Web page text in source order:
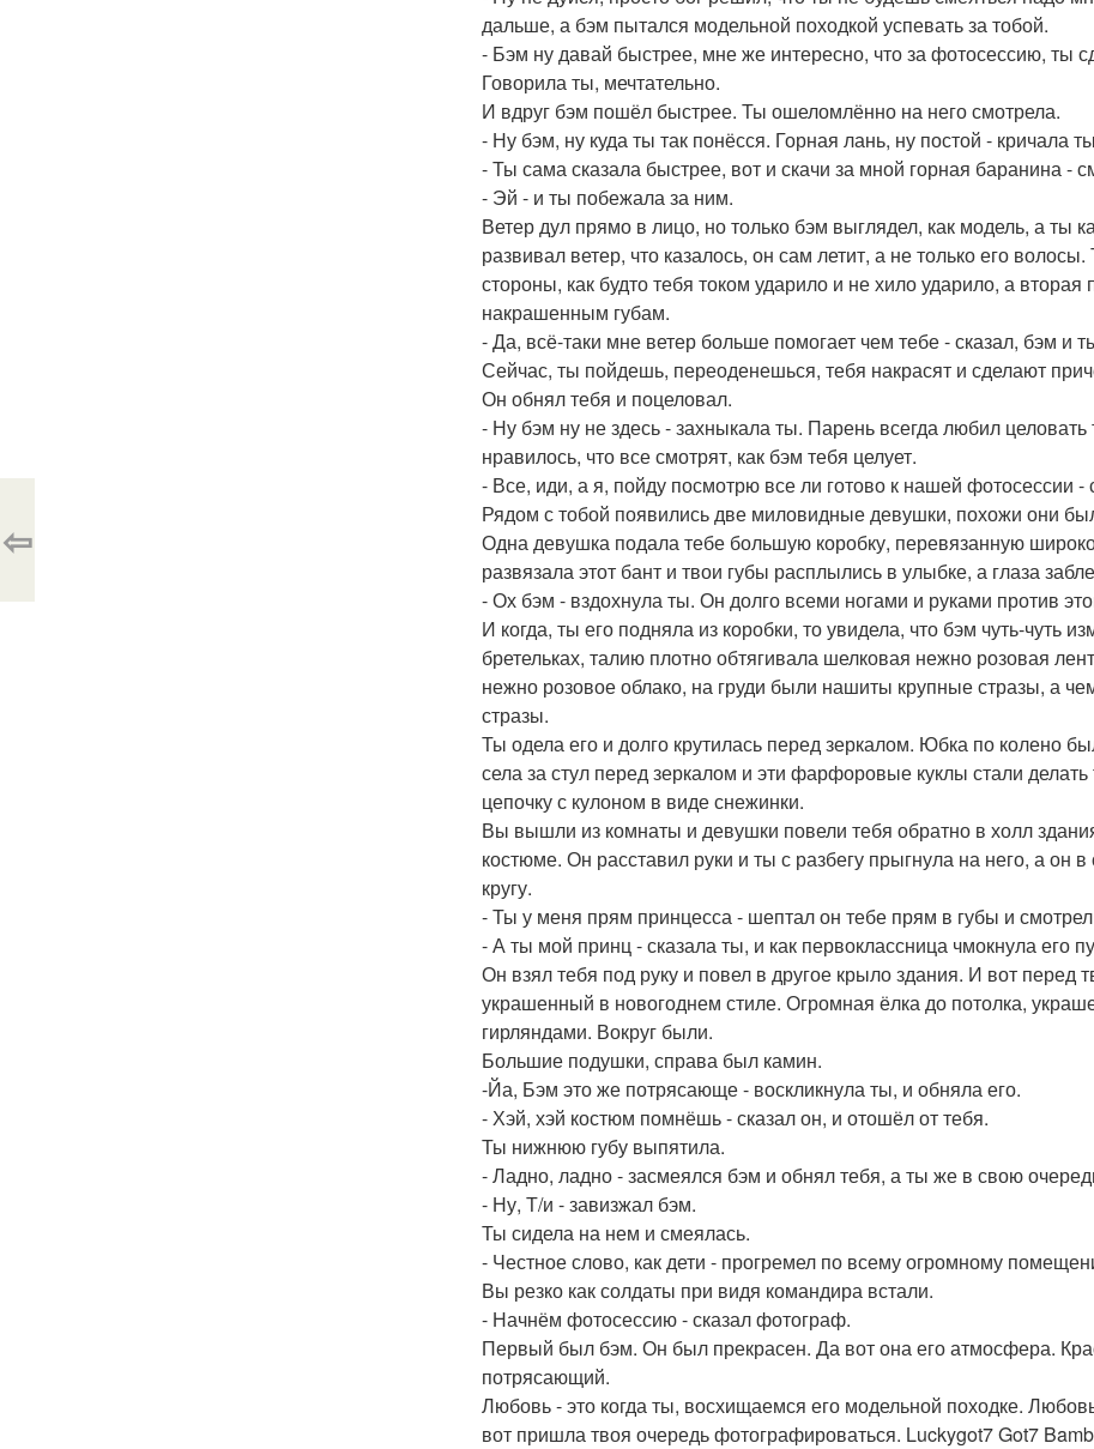
дальше, а бэм пытался модельной походкой успевать за тобой.
- Бэм ну давай быстрее, мне же интересно, что за фотосессию, ты
Говорила ты, мечтательно.
И вдруг бэм пошёл быстрее. Ты ошеломлённо на него смотрела.
- Ну бэм, ну куда ты так понёсся. Горная лань, ну постой - кричала
- Ты сама сказала быстрее, вот и скачи за мной горная баранина -
- Эй - и ты побежала за ним.
Ветер дул прямо в лицо, но только бэм выглядел, как модель, а ты
развивал ветер, что казалось, он сам летит, а не только его
стороны, как будто тебя током ударило и не хило ударило, а
накрашенным губам.
- Да, всё-таки мне ветер больше помогает чем тебе - сказал, бэм и
Сейчас, ты пойдешь, переоденешься, тебя накрасят и сделают
Он обнял тебя и поцеловал.
- Ну бэм ну не здесь - захныкала ты. Парень всегда любил
нравилось, что все смотрят, как бэм тебя целует.
- Все, иди, а я, пойду посмотрю все ли готово к нашей фотосессии -
Рядом с тобой появились две миловидные девушки, похожи они
Одна девушка подала тебе большую коробку, перевязанную
развязала этот бант и твои губы расплылись в улыбке, а глаза
- Ох бэм - вздохнула ты. Он долго всеми ногами и руками против
И когда, ты его подняла из коробки, то увидела, что бэм чуть-чуть
бретельках, талию плотно обтягивала шелковая нежно розовая
нежно розовое облако, на груди были нашиты крупные стразы, а
стразы.
Ты одела его и долго крутилась перед зеркалом. Юбка по колено
села за стул перед зеркалом и эти фарфоровые куклы стали
цепочку с кулоном в виде снежинки.
Вы вышли из комнаты и девушки повели тебя обратно в холл
костюме. Он расставил руки и ты с разбегу прыгнула на него, а он
кругу.
- Ты у меня прям принцесса - шептал он тебе прям в губы и смотрел
- А ты мой принц - сказала ты, и как первоклассница чмокнула его
Он взял тебя под руку и повел в другое крыло здания. И вот перед
украшенный в новогоднем стиле. Огромная ёлка до потолка,
гирляндами. Вокруг были.
Большие подушки, справа был камин.
-Йа, Бэм это же потрясающе - воскликнула ты, и обняла его.
- Хэй, хэй костюм помнёшь - сказал он, и отошёл от тебя.
Ты нижнюю губу выпятила.
- Ладно, ладно - засмеялся бэм и обнял тебя, а ты же в свою
- Ну, Т/и - завизжал бэм.
Ты сидела на нем и смеялась.
- Честное слово, как дети - прогремел по всему огромному
Вы резко как солдаты при видя командира встали.
- Начнём фотосессию - сказал фотограф.
Первый был бэм. Он был прекрасен. Да вот она его атмосфера.
потрясающий.
Любовь - это когда ты, восхищаемся его модельной походке.
вот пришла твоя очередь фотографироваться. Luckygot7 Got7
⇦